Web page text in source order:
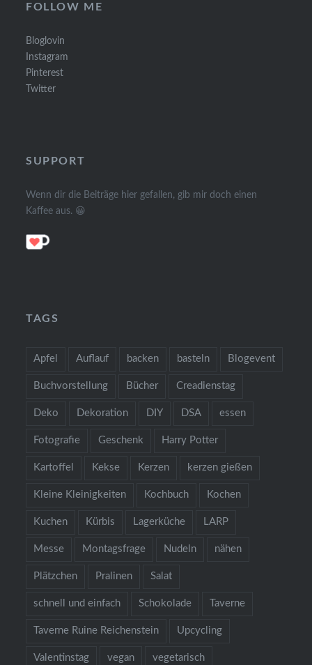
FOLLOW ME
Bloglovin
Instagram
Pinterest
Twitter
SUPPORT
Wenn dir die Beiträge hier gefallen, gib mir doch einen
Kaffee aus. 😀
TAGS
Apfel Auflauf backen basteln Blogevent
Buchvorstellung Bücher Creadienstag
Deko Dekoration DIY DSA essen
Fotografie Geschenk Harry Potter
Kartoffel Kekse Kerzen kerzen gießen
Kleine Kleinigkeiten Kochbuch Kochen
Kuchen Kürbis Lagerküche LARP
Messe Montagsfrage Nudeln nähen
Plätzchen Pralinen Salat
schnell und einfach Schokolade Taverne
Taverne Ruine Reichenstein Upcycling
Valentinstag vegan vegetarisch